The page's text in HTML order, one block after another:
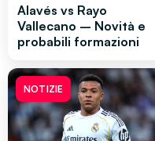
Alavés vs Rayo
Vallecano – Novità e
probabili formazioni
NOTIZIE